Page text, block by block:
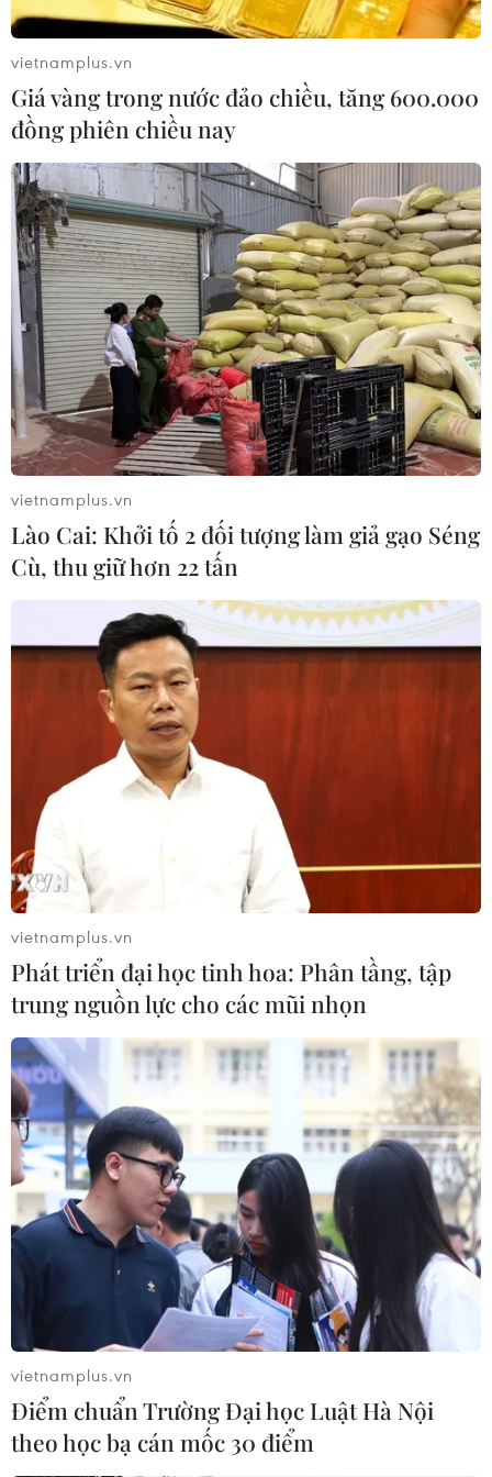
Mỹ và Đức tìm cách thúc đẩy viện trợ cho
Ukraine
09/01/2024 07:45
Thủ tướng Đức Olaf Scholz ngày 8/1 kêu gọi các nước
thành viên Liên minh châu Âu (EU) tăng cường hơn nữa
nỗ lực viện trợ quân sự cho Kiev.
vietnamplus.vn
Giá vàng trong nước đảo chiều, tăng 600.000
đồng phiên chiều nay
vietnamplus.vn
Lào Cai: Khởi tố 2 đối tượng làm giả gạo Séng
Cù, thu giữ hơn 22 tấn
vietnamplus.vn
Phát triển đại học tinh hoa: Phân tầng, tập
trung nguồn lực cho các mũi nhọn
vietnamplus.vn
Điểm chuẩn Trường Đại học Luật Hà Nội
theo học bạ cán mốc 30 điểm